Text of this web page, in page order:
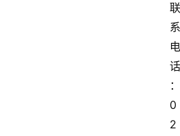
联
系
电
话
：
0
2